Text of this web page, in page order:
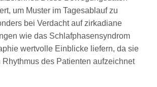
um Muster im Tagesablauf zu
bei Verdacht auf zirkadiane
wie das Schlafphasensyndrom
wertvolle Einblicke liefern, da sie
des Patienten aufzeichnet